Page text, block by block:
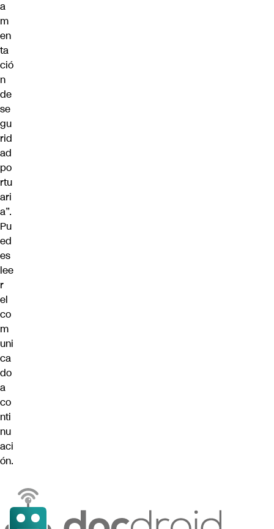
a
m
en
ta
ció
n
de
se
gu
rid
ad
po
rtu
ari
a”.
Pu
ed
es
lee
r
el
co
m
uni
ca
do
a
co
nti
nu
aci
ón.